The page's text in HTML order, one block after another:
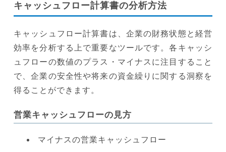
キャッシュフロー計算書の分析方法
キャッシュフロー計算書は、企業の財務状態と経営
効率を分析する上で重要なツールです。各キャッシ
ュフローの数値のプラス・マイナスに注目すること
で、企業の安全性や将来の資金繰りに関する洞察を
得ることができます。
営業キャッシュフローの見方
マイナスの営業キャッシュフロー